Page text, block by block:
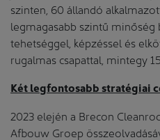
szinten, 60 állandó
legmagasabb szintű minőség
tehetséggel, képzéssel és
rugalmas csapattal, mintegy
Két legfontosabb stratégiai
2023 elején a Brecon
Afbouw Groep